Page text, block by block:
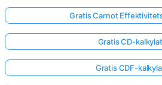
Gratis Carnot
Gratis CD-
Gratis CDF-